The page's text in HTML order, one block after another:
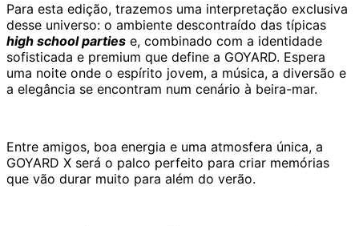
Para esta edição, trazemos uma interpretação exclusiva
desse universo: o ambiente descontraído das típicas
high school parties e, combinado com a identidade
sofisticada e premium que define a GOYARD. Espera
uma noite onde o espírito jovem, a música, a diversão e
a elegância se encontram num cenário à beira-mar.
Entre amigos, boa energia e uma atmosfera única, a
GOYARD X será o palco perfeito para criar memórias
que vão durar muito para além do verão.